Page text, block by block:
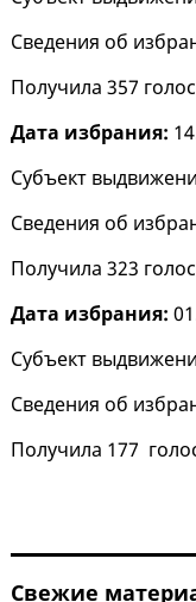
Сведения об
Получила 357
Дата избрания:
Субъект
Сведения об
Получила 323
Дата избрания:
Субъект
Сведения об
Получила 177
Свежие